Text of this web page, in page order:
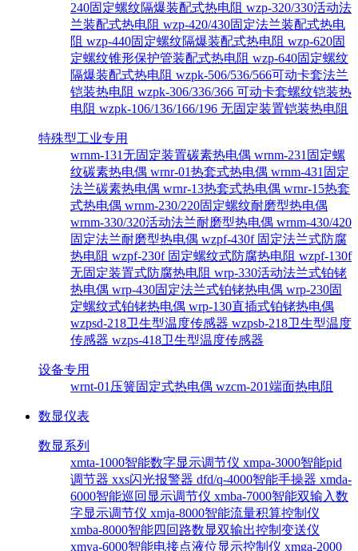
240固定螺纹隔爆装配式热电阻 wzp-320/330活动法
兰装配式热电阻 wzp-420/430固定法兰装配式热电
阻 wzp-440固定螺纹隔爆装配式热电阻 wzp-620固
定螺纹锥形保护管装配式热电阻 wzp-640固定螺纹
隔爆装配式热电阻 wzpk-506/536/566可动卡套法兰
铠装热电阻 wzpk-306/336/366 可动卡套螺纹铠装热
电阻 wzpk-106/136/166/196 无固定装置铠装热电阻
特殊型工业专用
wrnm-131无固定装置碳素热电偶 wrnm-231固定螺
纹碳素热电偶 wrnr-01热套式热电偶 wrnm-431固定
法兰碳素热电偶 wrnr-13热套式热电偶 wrnr-15热套
式热电偶 wrnm-230/220固定螺纹耐磨型热电偶
wrnm-330/320活动法兰耐磨型热电偶 wrnm-430/420
固定法兰耐磨型热电偶 wzpf-430f 固定法兰式防腐
热电阻 wzpf-230f 固定螺纹式防腐热电阻 wzpf-130f
无固定装置式防腐热电阻 wrp-330活动法兰式铂铑
热电偶 wrp-430固定法兰式铂铑热电偶 wrp-230固
定螺纹式铂铑热电偶 wrp-130直插式铂铑热电偶
wzpsd-218卫生型温度传感器 wzpsb-218卫生型温度
传感器 wzps-418卫生型温度传感器
设备专用
wrnt-01压簧固定式热电偶 wzcm-201端面热电阻
数显仪表
数显系列
xmta-1000智能数字显示调节仪 xmpa-3000智能pid
调节器 xxs闪光报警器 dfd/q-4000智能手操器 xmda-
6000智能巡回显示调节仪 xmba-7000智能双输入数
字显示调节仪 xmja-8000智能流量积算控制仪
xmba-8000智能四回路数显双输出控制变送仪
xmya-6000智能电接点液位显示控制仪 xmga-2000